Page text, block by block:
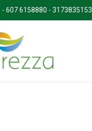
607 6158880 - 3173835153